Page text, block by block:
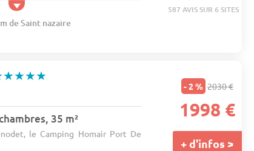
de Saint nazaire
587 AVIS SUR 6 SITES
35 m²
le Camping Homair Port De
- 2 % 2030 €
1998 €
+ d'infos >